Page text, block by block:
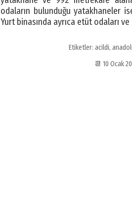
odaların bulunduğu yatakhaneler
Yurt binasında ayrıca etüt odaları
Etiketler: acildi,
📆 10 Ocak